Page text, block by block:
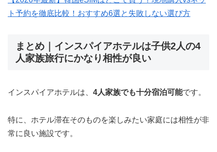
ト予約を徹底比較！おすすめ6選と失敗しない選び方
まとめ｜インスパイアホテルは子供2人の4
人家族旅行にかなり相性が良い
インスパイアホテルは、 4人家族でも十分宿泊可能です。
特に、ホテル滞在そのものを楽しみたい家庭には相性が非
常に良い施設です。